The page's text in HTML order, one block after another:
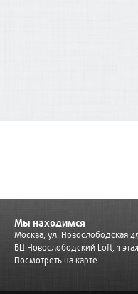
Мы находимся
Москва, ул. Новослободская
БЦ Новослободский Loft, 1
Посмотреть на карте